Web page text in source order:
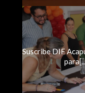
Suscribe DIF